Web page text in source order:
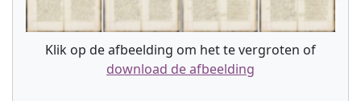
Klik op de afbeelding om het te vergroten of
download de afbeelding